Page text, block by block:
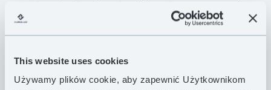
This website uses cookies
Używamy plików cookie, aby zapewnić Użytkownikom
anatomiczne ułożenie stóp w trakcie snu. Górna
część topquilta wykonana została z wodoodpornej
puchowe przed niekorzystnymi warunkami
pogodowymi. Zastosowanie komór podłużnych